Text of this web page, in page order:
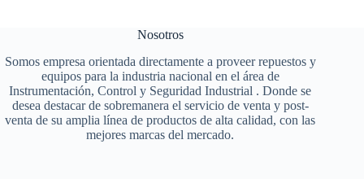
Nosotros
Somos empresa orientada directamente a proveer repuestos y
equipos para la industria nacional en el área de
Instrumentación, Control y Seguridad Industrial . Donde se
desea destacar de sobremanera el servicio de venta y post-
venta de su amplia línea de productos de alta calidad, con las
mejores marcas del mercado.